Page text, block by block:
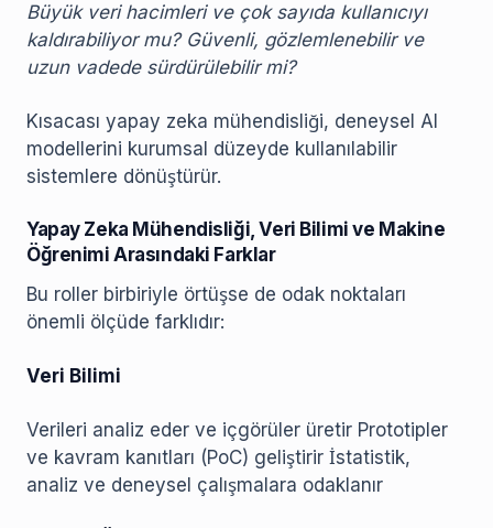
Büyük veri hacimleri ve çok sayıda kullanıcıyı
kaldırabiliyor mu? Güvenli, gözlemlenebilir ve
uzun vadede sürdürülebilir mi?
Kısacası yapay zeka mühendisliği, deneysel AI
modellerini kurumsal düzeyde kullanılabilir
sistemlere dönüştürür.
Yapay Zeka Mühendisliği, Veri Bilimi ve Makine
Öğrenimi Arasındaki Farklar
Bu roller birbiriyle örtüşse de odak noktaları
önemli ölçüde farklıdır:
Veri Bilimi
Verileri analiz eder ve içgörüler üretir Prototipler
ve kavram kanıtları (PoC) geliştirir İstatistik,
analiz ve deneysel çalışmalara odaklanır